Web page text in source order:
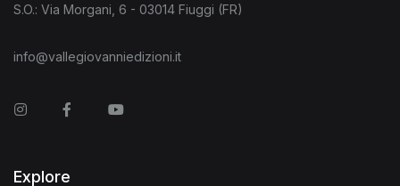
S.O.: Via Morgani, 6 - 03014 Fiuggi (FR)
info@vallegiovanniedizioni.it
InstagramFacebookYou Tube
Explore